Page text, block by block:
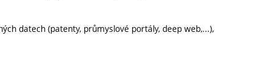
datech (patenty, průmyslové portály, deep web,...),